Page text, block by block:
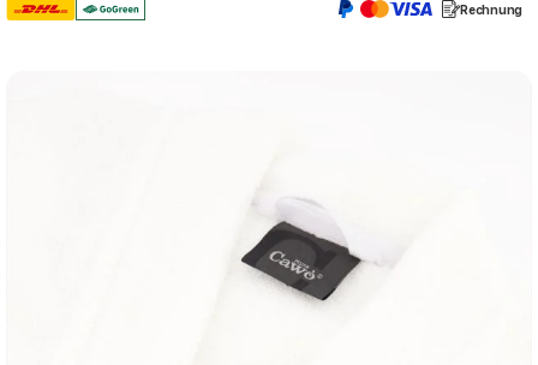
Rechnung